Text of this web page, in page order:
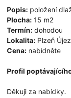
Popis: položení
Plocha: 15 m2
Termín: dohodou
Lokalita: Plzeň
Cena: nabídněte
Profil
Děkuji za nabídky.